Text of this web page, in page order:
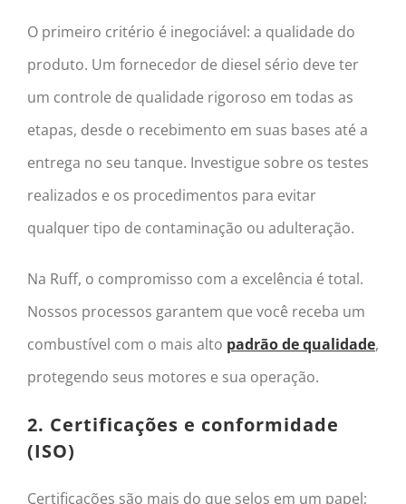
O primeiro critério é inegociável: a qualidade do
produto. Um fornecedor de diesel sério deve ter
um controle de qualidade rigoroso em todas as
etapas, desde o recebimento em suas bases até a
entrega no seu tanque. Investigue sobre os testes
realizados e os procedimentos para evitar
qualquer tipo de contaminação ou adulteração.
Na Ruff, o compromisso com a excelência é total.
Nossos processos garantem que você receba um
combustível com o mais alto padrão de qualidade,
protegendo seus motores e sua operação.
2. Certificações e conformidade
(ISO)
Certificações são mais do que selos em um papel;